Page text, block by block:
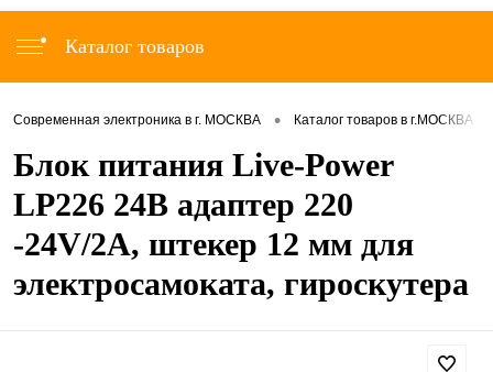
Каталог товаров
Современная электроника в г. МОСКВА • Каталог товаров в г.МОСКВА
Блок питания Live-Power
LP226 24В адаптер 220
-24V/2A, штекер 12 мм для
электросамоката, гироскутера